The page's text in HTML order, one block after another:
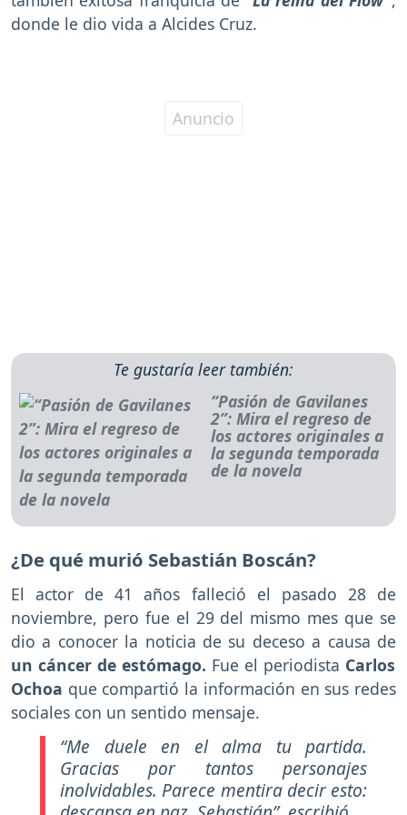
donde le dio vida a Alcides Cruz.
Te gustaría leer también:
“Pasión de Gavilanes
2”: Mira el regreso de
los actores originales a
la segunda temporada
de la novela
¿De qué murió Sebastián Boscán?
El actor de 41 años falleció el pasado 28 de
noviembre, pero fue el 29 del mismo mes que se
dio a conocer la noticia de su deceso a causa de
un cáncer de estómago. Fue el periodista Carlos
Ochoa que compartió la información en sus redes
sociales con un sentido mensaje.
“Me duele en el alma tu partida.
Gracias por tantos personajes
inolvidables. Parece mentira decir esto: